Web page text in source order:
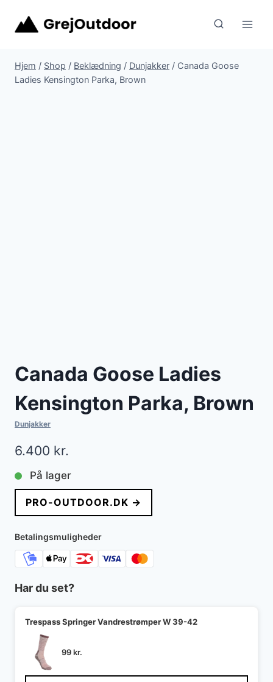
Hjem / Shop / Beklædning / Dunjakker / Canada Goose
Ladies Kensington Parka, Brown
Canada Goose Ladies
Kensington Parka, Brown
Dunjakker
6.400 kr.
På lager
PRO-OUTDOOR.DK →
Betalingsmuligheder
Har du set?
Trespass Springer Vandrestrømper W 39-42
99kr.